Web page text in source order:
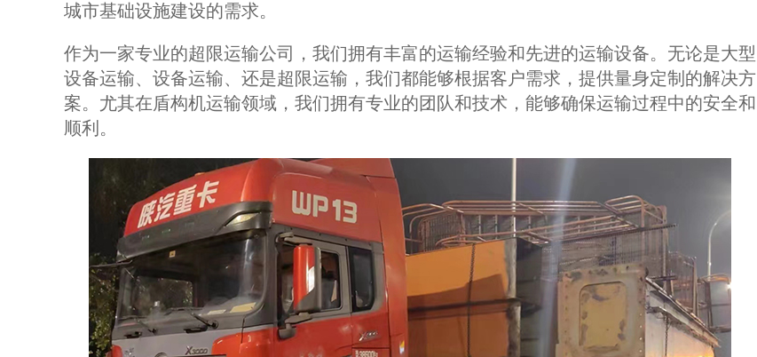
城市基础设施建设的需求。
作为一家专业的超限运输公司，我们拥有丰富的运输经验和先进的运输设备。无论是大型
设备运输、设备运输、还是超限运输，我们都能够根据客户需求，提供量身定制的解决方
案。尤其在盾构机运输领域，我们拥有专业的团队和技术，能够确保运输过程中的安全和
顺利。